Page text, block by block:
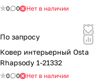
0 0 Нет в наличии
По запросу
Ковер интерьерный Osta
Rhapsody 1-21332
0 0 Нет в наличии